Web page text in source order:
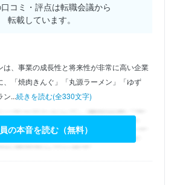
コミ・評点は転職会議から
転載しています。
は、事業の成長性と将来性が非常に高い企業
、「焼肉きんぐ」「丸源ラーメン」「ゆず
ン...続きを読む(全330文字)
の本音を読む（無料）